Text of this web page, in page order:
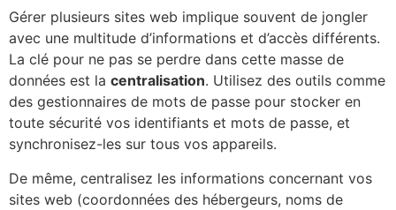
Gérer plusieurs sites web implique souvent de jongler
avec une multitude d’informations et d’accès différents.
La clé pour ne pas se perdre dans cette masse de
données est la centralisation. Utilisez des outils comme
des gestionnaires de mots de passe pour stocker en
toute sécurité vos identifiants et mots de passe, et
synchronisez-les sur tous vos appareils.
De même, centralisez les informations concernant vos
sites web (coordonnées des hébergeurs, noms de